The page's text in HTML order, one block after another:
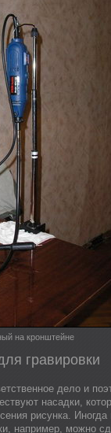
на кронштейне
гравировки
дело и
насадки,
рисунка.
например, можно